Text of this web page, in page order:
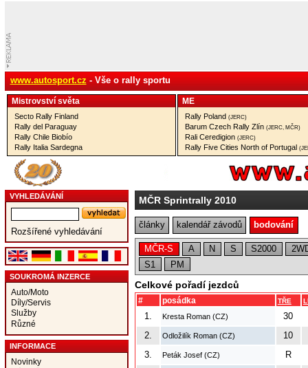
www.autosport.cz - Vše o rally sportu
Mistrovství­ světa
Secto Rally Finland
Rally del Paraguay
Rally Chile Biobío
Rally Italia Sardegna
ME
Rally Poland (JERC)
Barum Czech Rally Zlín (JERC, MČR)
Rali Ceredigion (JERC)
Rally Five Cities North of Portugal
VYHLEDÁVÁNÍ
Rozšířené vyhledávání
SOUKROMÁ INZERCE
Auto/Moto
Díly/Servis
Služby
Různé
INFORMACE
Novinky
MČR Sprintrally 2010
články kalendář závodů bodování
MČR-S A N S S2000
S1
PM
Celkové pořadí jezdců
# posádka TŘE
1. Kresta Roman (CZ)
30
2.
Odložilík Roman (CZ)
10
3.
Peták Josef (CZ)
R